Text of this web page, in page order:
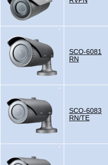
SCO-6081
RN
SCO-6083
RN/TE